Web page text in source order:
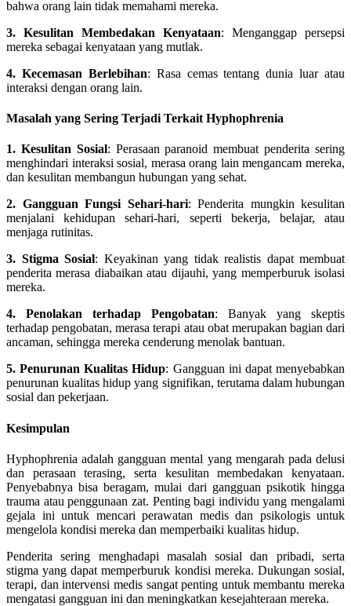
bahwa orang lain tidak memahami mereka.
3. Kesulitan Membedakan Kenyataan: Menganggap persepsi
mereka sebagai kenyataan yang mutlak.
4. Kecemasan Berlebihan: Rasa cemas tentang dunia luar atau
interaksi dengan orang lain.
Masalah yang Sering Terjadi Terkait Hyphophrenia
1. Kesulitan Sosial: Perasaan paranoid membuat penderita sering
menghindari interaksi sosial, merasa orang lain mengancam mereka,
dan kesulitan membangun hubungan yang sehat.
2. Gangguan Fungsi Sehari-hari: Penderita mungkin kesulitan
menjalani kehidupan sehari-hari, seperti bekerja, belajar, atau
menjaga rutinitas.
3. Stigma Sosial: Keyakinan yang tidak realistis dapat membuat
penderita merasa diabaikan atau dijauhi, yang memperburuk isolasi
mereka.
4. Penolakan terhadap Pengobatan: Banyak yang skeptis
terhadap pengobatan, merasa terapi atau obat merupakan bagian dari
ancaman, sehingga mereka cenderung menolak bantuan.
5. Penurunan Kualitas Hidup: Gangguan ini dapat menyebabkan
penurunan kualitas hidup yang signifikan, terutama dalam hubungan
sosial dan pekerjaan.
Kesimpulan
Hyphophrenia adalah gangguan mental yang mengarah pada delusi
dan perasaan terasing, serta kesulitan membedakan kenyataan.
Penyebabnya bisa beragam, mulai dari gangguan psikotik hingga
trauma atau penggunaan zat. Penting bagi individu yang mengalami
gejala ini untuk mencari perawatan medis dan psikologis untuk
mengelola kondisi mereka dan memperbaiki kualitas hidup.
Penderita sering menghadapi masalah sosial dan pribadi, serta
stigma yang dapat memperburuk kondisi mereka. Dukungan sosial,
terapi, dan intervensi medis sangat penting untuk membantu mereka
mengatasi gangguan ini dan meningkatkan kesejahteraan mereka.